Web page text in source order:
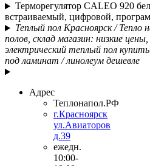
Терморегулятор CALEO 920
встраиваемый, цифровой,
Теплый пол Красноярск / Тепло
полов, склад магазин: низкие
электрический теплый пол
под ламинат / линолеум дешевле
Адрес
Теплонапол.РФ
г.Красноярск
ул.Авиаторов
д.39
ежедн.
10:00-